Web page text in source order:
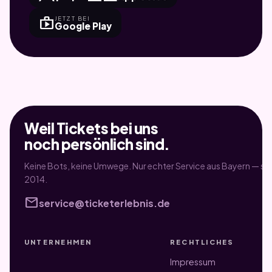
shop JETZT BEI
Google Play
Weil Tickets bei uns
noch persönlich sind.
Keine Bots, keine Umwege. Nur echter Service aus Bayern —
2014.
mailservice@ticketerlebnis.de
UNTERNEHMEN RECHTLICHES
Impressum